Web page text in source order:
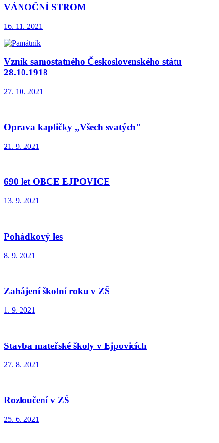
VÁNOČNÍ STROM
16. 11. 2021
Vznik samostatného Československého státu
28.10.1918
27. 10. 2021
Oprava kapličky ,,Všech svatých"
21. 9. 2021
690 let OBCE EJPOVICE
13. 9. 2021
Pohádkový les
8. 9. 2021
Zahájení školní roku v ZŠ
1. 9. 2021
Stavba mateřské školy v Ejpovicích
27. 8. 2021
Rozloučení v ZŠ
25. 6. 2021